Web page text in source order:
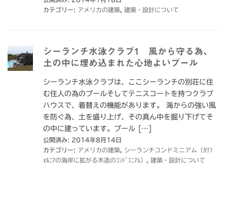
カテゴリー: アメリカの建築 建築・設計について
シーランチ水泳クラブ1 風から守る為、
土の中に埋め込まれた心地よいプール
シーランチ水泳クラブは、ここシーランチの別荘に住
む住人の為のプールそしてテニスコートを持つクラブ
ハウスで、着替えの機能があります。 海からの強い風
を防ぐ為、土を盛り上げ、その真ん中を掘り下げてそ
の中に建っています。プール […]
公開済み: 2014年8月14日
カテゴリー: アメリカの建築
シーランチコンドミニアム（ｶﾘﾌ
ｫﾙﾆｱの海岸に拡がる木造のｺﾝﾄﾞﾐﾆｱﾑ）
建築・設計について